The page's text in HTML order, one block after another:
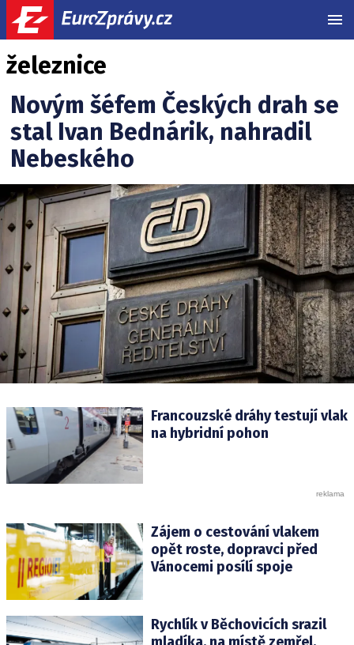
železnice
Novým šéfem Českých drah se
stal Ivan Bednárik, nahradil
Nebeského
Francouzské dráhy testují vlak
na hybridní pohon
Zájem o cestování vlakem
opět roste, dopravci před
Vánocemi posílí spoje
Rychlík v Běchovicích srazil